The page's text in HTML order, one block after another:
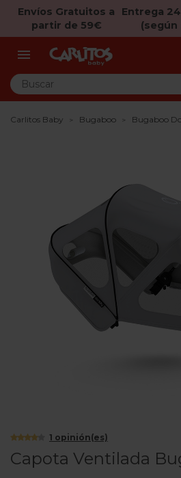
Envíos Gratuitos a
partir de 59€
Entrega
(según

Carlitos Baby Bugaboo Bugaboo
1 opinión(es)
Capota Ventilada